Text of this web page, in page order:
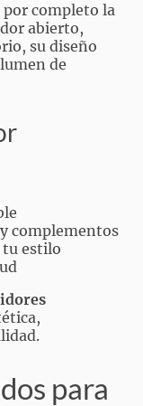
completo la
abierto,
su diseño
de
complementos
tu estilo
para